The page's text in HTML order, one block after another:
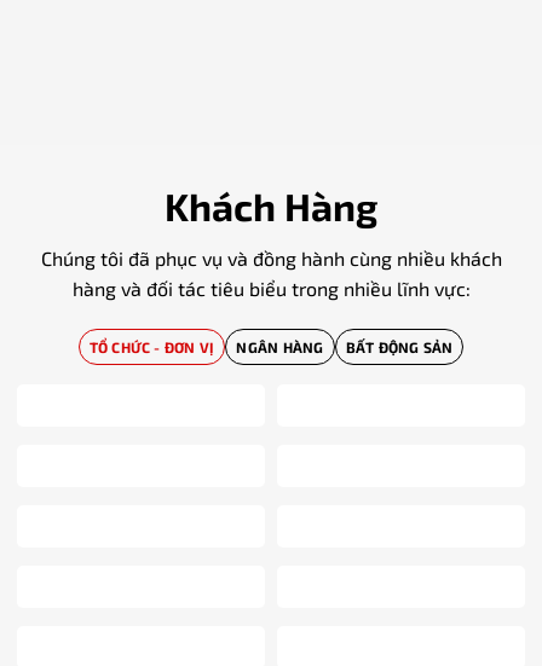
Khách Hàng
Chúng tôi đã phục vụ và đồng hành cùng nhiều khách
hàng và đối tác tiêu biểu trong nhiều lĩnh vực:
TỔ CHỨC - ĐƠN VỊ NGÂN HÀNG BẤT ĐỘNG SẢN